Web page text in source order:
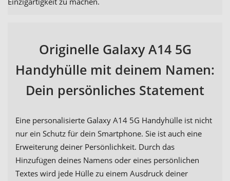
Originelle Galaxy A14 5G
Handyhülle mit deinem Namen:
Dein persönliches Statement
Eine personalisierte Galaxy A14 5G Handyhülle ist nicht
nur ein Schutz für dein Smartphone. Sie ist auch eine
Erweiterung deiner Persönlichkeit. Durch das
Hinzufügen deines Namens oder eines persönlichen
Textes wird jede Hülle zu einem Ausdruck deiner